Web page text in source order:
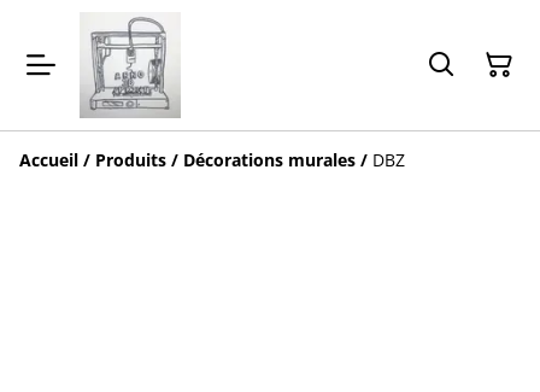
Accueil / Produits / Décorations murales / DBZ